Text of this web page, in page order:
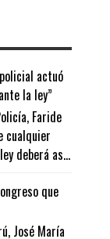
actuó
la ley”
Faride
cualquier
deberá as...
que
José María